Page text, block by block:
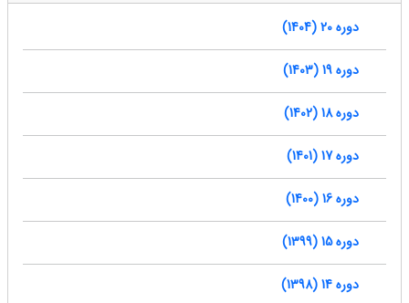
دوره 20 (1404)
دوره 19 (1403)
دوره 18 (1402)
دوره 17 (1401)
دوره 16 (1400)
دوره 15 (1399)
دوره 14 (1398)